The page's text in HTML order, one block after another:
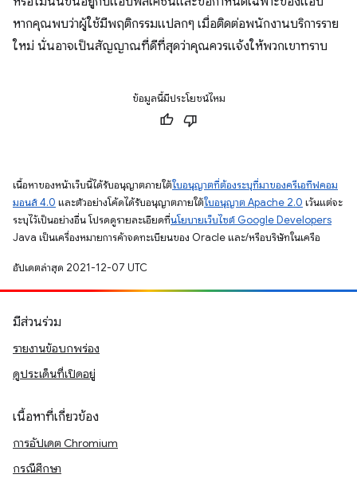
หากคุณพบว่าผู้ใช้มีพฤติกรรมแปลกๆ เมื่อติดต่อพนักงานบริการราย
ใหม่ นั่นอาจเป็นสัญญาณที่ดีที่สุดว่าคุณควรแจ้งให้พวกเขาทราบ
ข้อมูลนี้มีประโยชน์ไหม
เนื้อหาของหน้าเว็บนี้ได้รับอนุญาตภายใต้ใบอนุญาตที่ต้องระบุที่มาของครีเอทีฟคอม
มอนส์ 4.0 และตัวอย่างโค้ดได้รับอนุญาตภายใต้ใบอนุญาต Apache 2.0 เว้นแต่จะ
ระบุไว้เป็นอย่างอื่น โปรดดูรายละเอียดที่นโยบายเว็บไซต์ Google Developers
Java เป็นเครื่องหมายการค้าจดทะเบียนของ Oracle และ/หรือบริษัทในเครือ
อัปเดตล่าสุด 2021-12-07 UTC
มีส่วนร่วม
รายงานข้อบกพร่อง
ดูประเด็นที่เปิดอยู่
เนื้อหาที่เกี่ยวข้อง
การอัปเดต Chromium
กรณีศึกษา